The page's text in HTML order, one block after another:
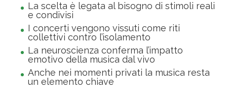
La scelta è legata al bisogno di stimoli reali
e condivisi
I concerti vengono vissuti come riti
collettivi contro l’isolamento
La neuroscienza conferma l’impatto
emotivo della musica dal vivo
Anche nei momenti privati la musica resta
un elemento chiave